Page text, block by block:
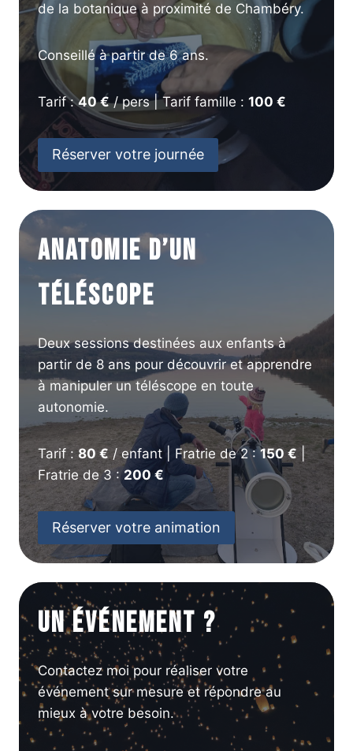
de la botanique à proximité de Chambéry.
Conseillé à partir de 6 ans.
Tarif :40 €/ pers | Tarif famille : 100 €
Réserver votre journée
Anatomie d’un
téléscope
Deux sessions destinées aux enfants à
partir de 8 ans pour découvrir et apprendre
à manipuler un téléscope en toute
autonomie.
Tarif :80 € / enfant | Fratrie de 2 :150 € |
Fratrie de 3 :200 €
Réserver votre animation
Un événement ?
Contactez moi pour réaliser votre
événement sur mesure et répondre au
mieux à votre besoin.